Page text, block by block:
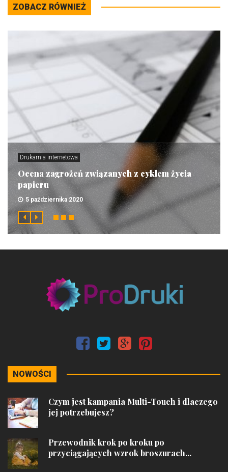
ZOBACZ RÓWNIEŻ
Drukarnia internetowa
Ocena zagrożeń związanych z cyklem życia
papieru
5 października 2020
NOWOŚCI
Czym jest kampania Multi-Touch i dlaczego
jej potrzebujesz?
Przewodnik krok po kroku po
przyciągających wzrok broszurach...